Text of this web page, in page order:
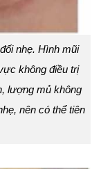
nhẹ. Hình mũi
không điều trị
lượng mủ không
nên có thể tiên